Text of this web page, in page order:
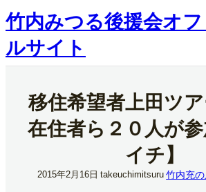
内
容
ス
キ
竹内みつる後援会オ
ルサイト
移住希望者上田ツ
在住者ら２０人が
イチ】
2015年2月16日 takeuchimitsuru 竹内充の